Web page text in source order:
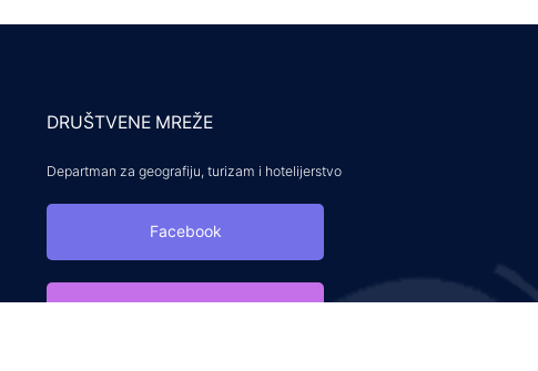
DRUŠTVENE MREŽE
Departman za geografiju, turizam i hotelijerstvo
Facebook